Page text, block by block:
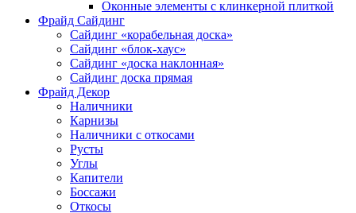
Оконные элементы с клинкерной плиткой
Фрайд Сайдинг
Сайдинг «корабельная доска»
Сайдинг «блок-хаус»
Сайдинг «доска наклонная»
Сайдинг доска прямая
Фрайд Декор
Наличники
Карнизы
Наличники с откосами
Русты
Углы
Капители
Боссажи
Откосы